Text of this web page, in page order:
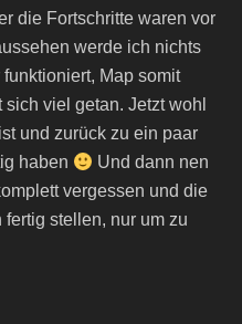
die Fortschritte waren vor
werde ich nichts
Map somit
viel getan. Jetzt wohl
und zurück zu ein paar
haben
Und dann nen
vergessen und die
stellen, nur um zu